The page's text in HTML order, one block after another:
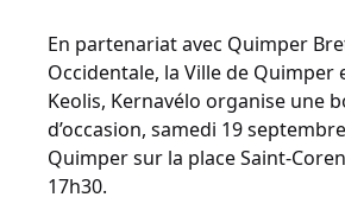
En partenariat avec Quimper
Occidentale, la Ville de Quimper
Keolis, Kernavélo organise une
d’occasion, samedi 19
Quimper sur la place Saint-
17h30.